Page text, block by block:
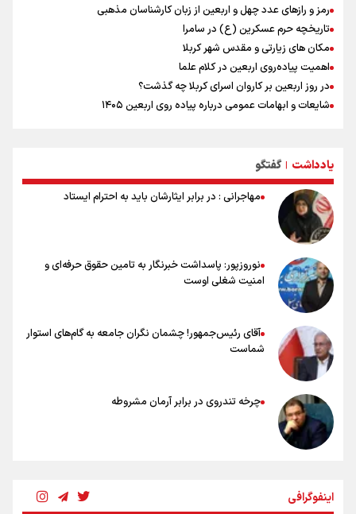
رمز و رازهای عدد چهل و اربعین از زبان کارشناسان مذهبی
تاریخچه حرم عسکرین (ع) در سامرا
مکان های زیارتی و مقدس شهر کربلا
اهمیت پیاده‌روی اربعین در کلام علما
در روز اربعین بر کاروان اسرای کربلا چه گذشت؟
شایعات و ابهامات عمومی درباره پیاده روی اربعین ۱۴۰۵
وجه تسمیه و علت نامگذاری شهر کاظمین
وجه تسمیه و علت نامگذاری شهر نجف
یادداشت | گفتگو
مهاجرانی : در برابر ایثارشان باید به احترام ایستاد
نوروزپور: پاسداشت خبرنگار به تامین حقوق حرفه‌ای و
امنیت شغلی اوست
آقای رئیس‌جمهور! چشمان نگران جامعه به گام‌های استوار
شماست
چرخه تندروی در برابر آرمان مشروطه
اینفوگرافی